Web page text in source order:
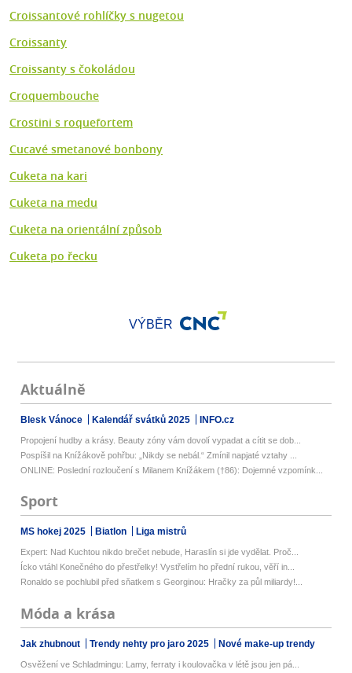
Croissantové rohlíčky s nugetou
Croissanty
Croissanty s čokoládou
Croquembouche
Crostini s roquefortem
Cucavé smetanové bonbony
Cuketa na kari
Cuketa na medu
Cuketa na orientální způsob
Cuketa po řecku
VÝBĚR
Aktuálně
Blesk Vánoce Kalendář svátků 2025 INFO.cz
Propojení hudby a krásy. Beauty zóny vám dovolí vypadat a cítit se dob...
Pospíšil na Knížákově pohřbu: „Nikdy se nebál.“ Zmínil napjaté vztahy ...
ONLINE: Poslední rozloučení s Milanem Knížákem (†86): Dojemné vzpomínk...
Sport
MS hokej 2025 Biatlon Liga mistrů
Expert: Nad Kuchtou nikdo brečet nebude, Haraslín si jde vydělat. Proč...
Ícko vtáhl Konečného do přestřelky! Vystřelím ho přední rukou, věří in...
Ronaldo se pochlubil před sňatkem s Georginou: Hračky za půl miliardy!...
Móda a krása
Jak zhubnout Trendy nehty pro jaro 2025 Nové make-up trendy
Osvěžení ve Schladmingu: Lamy, ferraty i koulovačka v létě jsou jen pá...